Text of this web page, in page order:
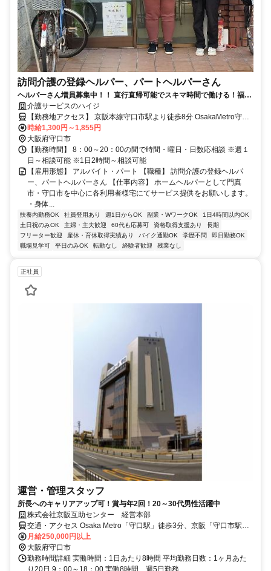
訪問介護の登録ヘルパー、パートヘルパーさん
ヘルパーさん増員募集中！！ 直行直帰可能でスキマ時間で働ける！福利
厚生も充実！ 今こそ！地域・社会貢献の為に❝あなた❞が必要です。
SNSにて会社の雰囲気や福利厚生など応募者の方に向けて絶賛公開中！
是非一度ご覧ください♪ ☆Instagram：
https://www.instagram.com/kaigo_haiji/
介護サービスのハイジ
【勤務地アクセス】 京阪本線守口市駅より徒歩8分 OsakaMetro守口
駅より徒歩5分
時給1,300円～1,855円
大阪府守口市
【勤務時間】 8：00～20：00の間で時間・曜日・日数応相談 ※週１
日～相談可能 ※1日2時間～相談可能
【雇用形態】 アルバイト・パート 【職種】 訪問介護の登録ヘルパ
ー、パートヘルパーさん 【仕事内容】 ホームヘルパーとして門真
市・守口市を中心に各利用者様宅にてサービス提供をお願いします。
・身体...
扶養内勤務OK 社員登用あり 週1日からOK 副業・WワークOK
1日4時間以内OK
土日祝のみOK
主婦・主夫歓迎 60代も応募可 資格取得支援あり
長期
フリーター歓迎
産休・育休取得実績あり バイク通勤OK 学歴不問
即日勤務OK
職場見学可
平日のみOK 転勤なし 経験者歓迎 残業なし
正社員
運営・管理スタッフ
所長へのキャリアアップ可！賞与年2回！20～30代男性活躍中
株式会社京阪互助センター 経営本部
交通・アクセス Osaka Metro「守口駅」徒歩3分、京阪「守口市駅」
徒歩8分
月給250,000円以上
大阪府守口市
勤務時間詳細 実働時間：1日あたり8時間 平均勤務日数：1ヶ月あた